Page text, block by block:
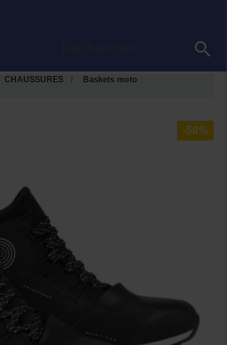

CHAUSSURES
Baskets moto
-50%